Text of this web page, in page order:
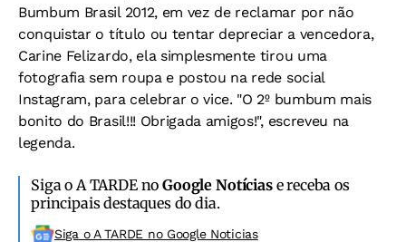
Bumbum Brasil 2012, em vez de reclamar por não
conquistar o título ou tentar depreciar a vencedora,
Carine Felizardo, ela simplesmente tirou uma
fotografia sem roupa e postou na rede social
Instagram, para celebrar o vice. "O 2º bumbum mais
bonito do Brasil!!! Obrigada amigos!", escreveu na
legenda.
Siga o A TARDE noGoogle Notíciase receba os
principais destaques do dia.
Siga o A TARDE no Google Noticias